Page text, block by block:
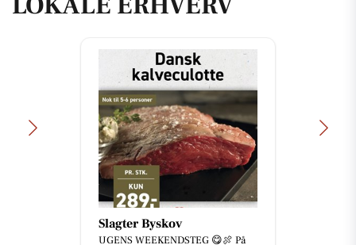
Slagter Byskov
UGENS WEEKENDSTEG 😋🍖 På